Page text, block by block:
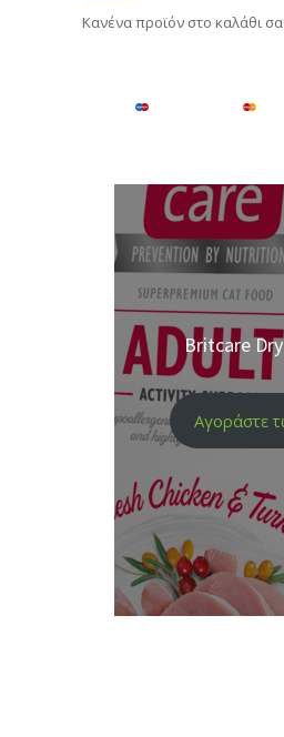
Κανένα προϊόν στο καλάθι
Britcare
Αγοράστε